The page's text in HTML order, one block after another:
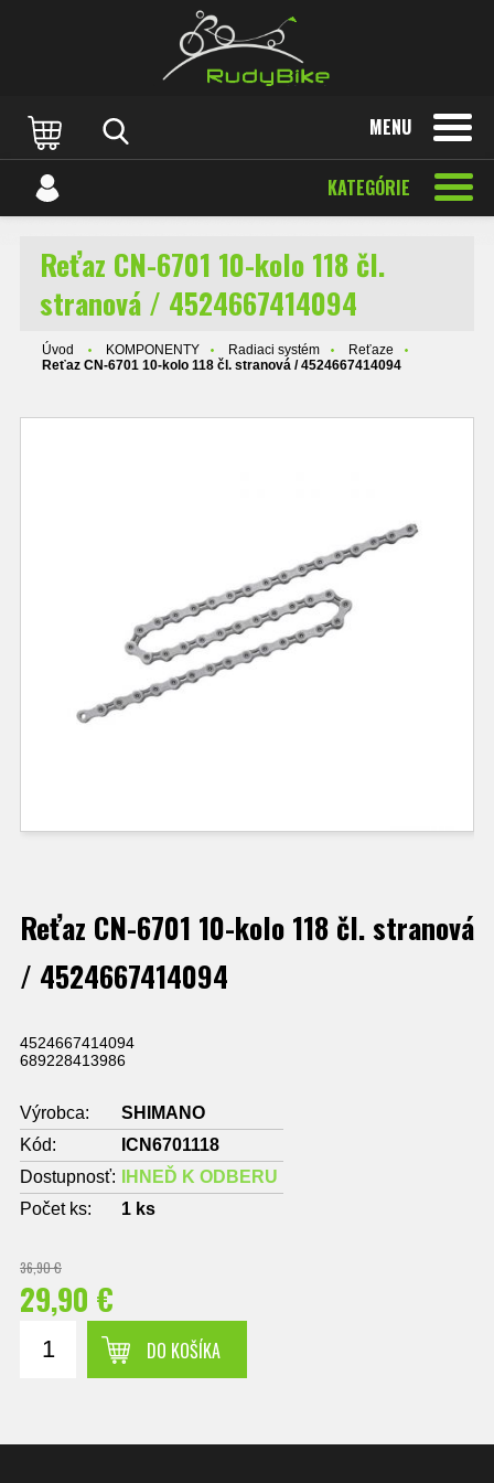
MENU
KATEGÓRIE
Reťaz CN-6701 10-kolo 118 čl.
stranová / 4524667414094
Úvod KOMPONENTY Radiaci systém
Reťaze
Reťaz CN-6701 10-kolo 118 čl. stranová / 4524667414094
Reťaz CN-6701 10-kolo 118 čl. stranová
/ 4524667414094
4524667414094
689228413986
Výrobca:
SHIMANO
Kód:
ICN6701118
Dostupnosť:
IHNEĎ K ODBERU
Počet ks:
1 ks
36,90 €
29,90 €
DO KOŠÍKA